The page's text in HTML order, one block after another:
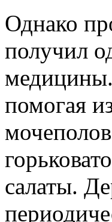
Однако
получил
медицины.
помогая
салаты.